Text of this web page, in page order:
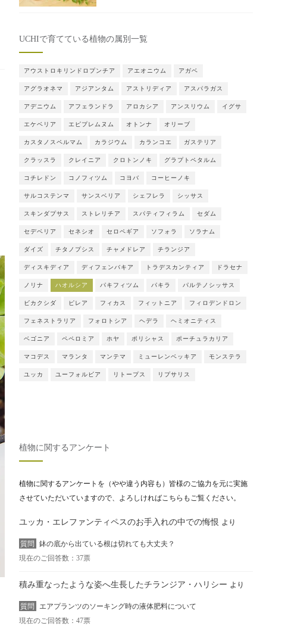
UCHIで育てている植物の属別一覧
アウストロキリンドロプンチア アエオニウム アガベ
アグラオネマ アジアンタム アストリディア アスパラガス
アデニウム アフェランドラ アロカシア アンスリウム イグサ
エケベリア エピプレムヌム オトンナ オリーブ
カスタノスペルマム カラジウム カランコエ ガステリア
クラッスラ クレイニア クロトンノキ グラプトペタルム
コチレドン コノフィツム コヨバ コーヒーノキ
サルコステンマ サンスベリア シェフレラ シッサス
スキンダプサス ストレリチア スパティフィラム セダム
セデベリア セネシオ セロペギア ソフォラ ソラナム
ダイズ チタノプシス チャメドレア チランジア
ディスキディア ディフェンバキア トラデスカンティア ドラセナ
ノリナ ハオルシア パキフィツム パキラ パルテノシッサス
ビカクシダ ピレア フィカス フィットニア フィロデンドロン
フェネストラリア フォロトシア ヘデラ ヘミオニティス
ベゴニア ペペロミア ホヤ ポリシャス ポーチュラカリア
マコデス マランタ マンテマ ミューレンベッキア モンステラ
ユッカ ユーフォルビア リトープス リプサリス
植物に関するアンケート
植物に関するアンケートを（やや違う内容も）皆様のご協力を元に実施
させていただいていますので、よろしければこちらもご覧ください。
ユッカ・エレファンティペスのお手入れの中での悔恨 より
質問
鉢の底から出ている根は切れても大丈夫？
現在のご回答数：37票
積み重なったような姿へ生長したチランジア・ハリシー より
質問
エアプランツのソーキング時の液体肥料について
現在のご回答数：47票